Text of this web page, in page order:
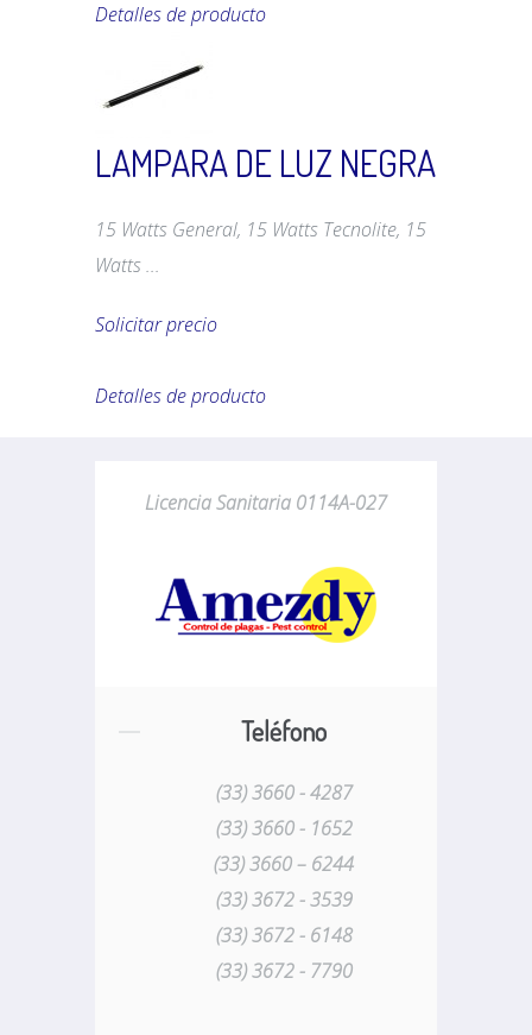
Detalles de producto
LAMPARA DE LUZ NEGRA
15 Watts General, 15 Watts Tecnolite, 15
Watts ...
Solicitar precio
Detalles de producto
Licencia Sanitaria 0114A-027
Teléfono
(33) 3660 - 4287
(33) 3660 - 1652
(33) 3660 – 6244
(33) 3672 - 3539
(33) 3672 - 6148
(33) 3672 - 7790